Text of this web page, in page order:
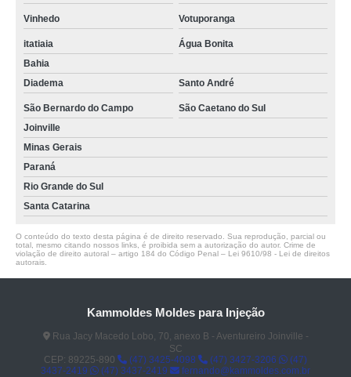
Vinhedo Votuporanga
itatiaia
Água Bonita
Bahia
Diadema
Santo André
São Bernardo do Campo
São Caetano do Sul
Joinville
Minas Gerais
Paraná
Rio Grande do Sul
Santa Catarina
O conteúdo do texto desta página é de direito reservado. Sua reprodução, parcial ou
total, mesmo citando nossos links, é proibida sem a autorização do autor. Crime de
violação de direito autoral – artigo 184 do Código Penal – Lei 9610/98 - Lei de direitos
autorais
Kammoldes Moldes para Injeção
Rua Jacy Macedo Lobo, 70, anexo B - Aventureiro Joinville -
SC
CEP: 89225-890
(47) 3425-4098 (47) 3427-3206
(47)
3437-2419
(47) 3437-2419 fernando@kammoldes.com.br